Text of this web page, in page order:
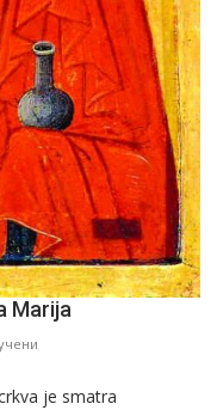
Marija
Marija
je smatra